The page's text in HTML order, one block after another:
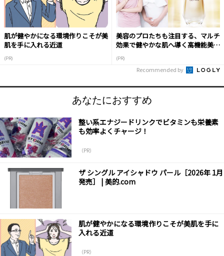
肌が健やかになる環境作りこそが美
肌を手に入れる近道
(PR)
美容のプロたちも注目する、マルチ
効果で健やかな肌へ導く高機能美容
(PR)
Recommended by
あなたにおすすめ
整い系エナジードリンクでビタミンも栄養素
も効率よくチャージ！
（PR）
ザ シングル アイシャドウ パール［2026年 1月
発売］ | 美的.com
肌が健やかになる環境作りこそが美肌を手に
入れる近道
（PR）